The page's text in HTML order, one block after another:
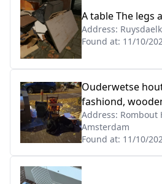
A table The legs
Address:
Found at: 11/10/
Ouderwetse
fashiond,
Address: Rombout
Amsterdam
Found at: 11/10/